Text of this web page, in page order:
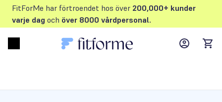
FitForMe har förtroendet hos över 200,000+ kunder
varje dag och över 8000 vårdpersonal.
MyFFM